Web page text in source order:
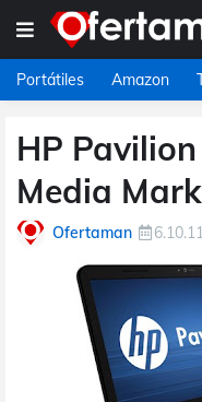
Portátiles Amazon
HP
Media
Ofertaman 6.10.11